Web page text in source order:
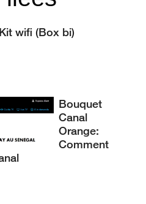
wifi (Box bi)
Bouquet
Canal
Orange:
Comment